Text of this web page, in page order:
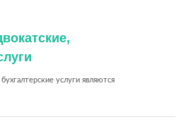
услуги являются